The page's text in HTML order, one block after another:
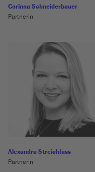
Corinna Schneiderbauer
Partnerin
Alexandra Streichfuss
Partnerin